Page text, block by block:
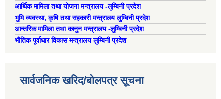
आर्थिक मामिला तथा योजना मन्त्रालय -लुम्बिनी प्रदेश
भुमि व्यवस्था, कृषि तथा सहकारी मन्त्रालय लुम्बिनी प्रदेश
आन्तरिक मामिला तथा कानुन मन्त्रालय -लुम्बिनी प्रदेश
भौतिक पूर्वाधार विकास मन्त्रालय लुम्बिनी प्रदेश
सार्वजनिक खरिद/बोलपत्र सूचना